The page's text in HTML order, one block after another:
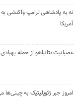
نه به پادشاهی ترامپ واکنشی به
آمریکا
عصبانیت نتانیاهو از حمله
امروز جبر ژئوپلیتیک به چینی‌ها